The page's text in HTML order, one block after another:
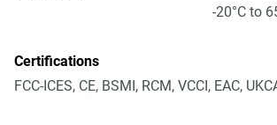
-20°C to
Certifications
FCC-ICES, CE, BSMI, RCM, VCCI, EAC,